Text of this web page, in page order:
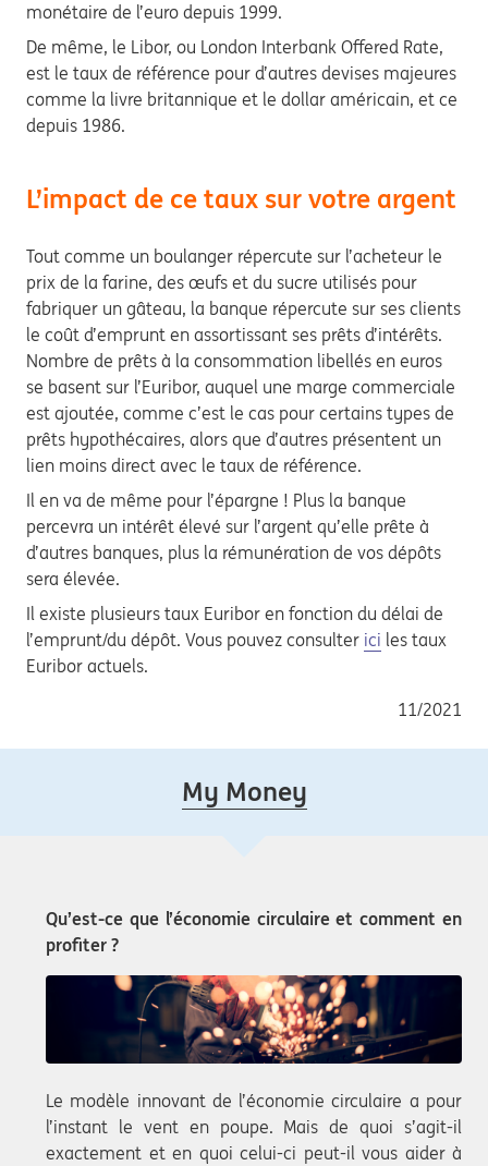
monétaire de l’euro depuis 1999.
De même, le Libor, ou London Interbank Offered Rate,
est le taux de référence pour d’autres devises majeures
comme la livre britannique et le dollar américain, et ce
depuis 1986.
L’impact de ce taux sur votre argent
Tout comme un boulanger répercute sur l’acheteur le
prix de la farine, des œufs et du sucre utilisés pour
fabriquer un gâteau, la banque répercute sur ses clients
le coût d’emprunt en assortissant ses prêts d’intérêts.
Nombre de prêts à la consommation libellés en euros
se basent sur l’Euribor, auquel une marge commerciale
est ajoutée, comme c’est le cas pour certains types de
prêts hypothécaires, alors que d’autres présentent un
lien moins direct avec le taux de référence.
Il en va de même pour l’épargne ! Plus la banque
percevra un intérêt élevé sur l’argent qu’elle prête à
d’autres banques, plus la rémunération de vos dépôts
sera élevée.
Il existe plusieurs taux Euribor en fonction du délai de
l’emprunt/du dépôt. Vous pouvez consulter ici les taux
Euribor actuels.
11/2021
My Money
Qu’est-ce que l’économie circulaire et comment en
profiter ?
Le modèle innovant de l’économie circulaire a pour
l’instant le vent en poupe. Mais de quoi s’agit-il
exactement et en quoi celui-ci peut-il vous aider à